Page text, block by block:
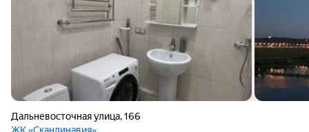
Дальневосточная улица,166